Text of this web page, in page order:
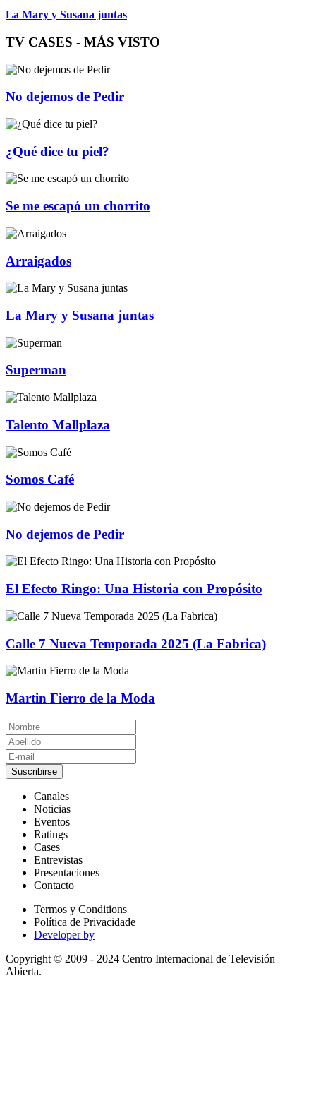
La Mary y Susana juntas
TV CASES - MÁS VISTO
No dejemos de Pedir
¿Qué dice tu piel?
Se me escapó un chorrito
Arraigados
La Mary y Susana juntas
Superman
Talento Mallplaza
Somos Café
No dejemos de Pedir
El Efecto Ringo: Una Historia con Propósito
Calle 7 Nueva Temporada 2025 (La Fabrica)
Martin Fierro de la Moda
Suscribirse
Canales
Noticias
Eventos
Ratings
Cases
Entrevistas
Presentaciones
Contacto
Termos y Conditions
Política de Privacidade
Developer by
Copyright © 2009 - 2024 Centro Internacional de Televisión
Abierta.